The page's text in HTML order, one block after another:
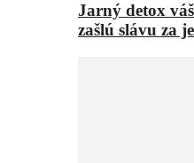
Jarný detox
zašlú slávu za